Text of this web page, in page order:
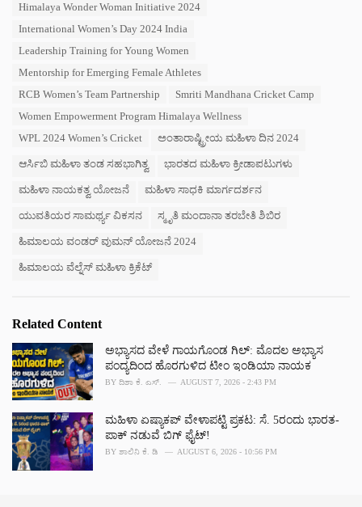
Himalaya Wonder Woman Initiative 2024
International Women’s Day 2024 India
Leadership Training for Young Women
Mentorship for Emerging Female Athletes
RCB Women’s Team Partnership
Smriti Mandhana Cricket Camp
Women Empowerment Program Himalaya Wellness
WPL 2024 Women’s Cricket
ಅಂತಾರಾಷ್ಟ್ರೀಯ ಮಹಿಳಾ ದಿನ 2024
ಆರ್ಸಿಬಿ ಮಹಿಳಾ ತಂಡ ಸಹಭಾಗಿತ್ವ ಭಾರತದ ಮಹಿಳಾ ಕ್ರೀಡಾಪಟುಗಳು
ಮಹಿಳಾ ನಾಯಕತ್ವ ಯೋಜನೆ ಮಹಿಳಾ ಸಾಧಕಿ ಮಾರ್ಗದರ್ಶನ
ಯುವತಿಯರ ಸಾಮರ್ಥ್ಯ ವಿಕಸನ ಸ್ಮೃತಿ ಮಂದಾನಾ ತರಬೇತಿ ಶಿಬಿರ
ಹಿಮಾಲಯ ವಂಡರ್ ವುಮನ್ ಯೋಜನೆ 2024
ಹಿಮಾಲಯ ವೆಲ್ನೆಸ್ ಮಹಿಳಾ ಕ್ರಿಕೆಟ್
Related Content
ಅಭ್ಯಾಸದ ವೇಳೆ ಗಾಯಗೊಂಡ ಗಿಲ್: ಮೊದಲ ಅಭ್ಯಾಸ
ಪಂದ್ಯದಿಂದ ಹೊರಗುಳಿದ ಟೀಂ ಇಂಡಿಯಾ ನಾಯಕ
BY ದಿಶಾ ಕೆ. ಎಸ್. AUGUST 7, 2026 - 2:43 PM
ಮಹಿಳಾ ಏಷ್ಯಾಕಪ್ ವೇಳಾಪಟ್ಟಿ ಪ್ರಕಟ: ಸೆ. 5ರಂದು ಭಾರತ-
ಪಾಕ್‌ ನಡುವೆ ಬಿಗ್ ಫೈಟ್!
BY ಶಾಲಿನಿ ಕೆ. ಡಿ AUGUST 6, 2026 - 10:56 PM